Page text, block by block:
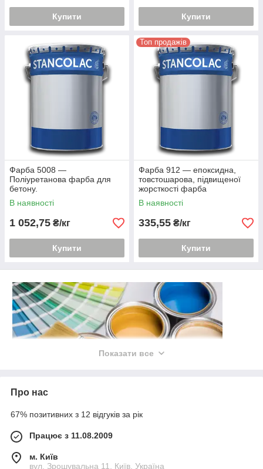
Купити Купити
Фарба 5008 —
Поліуретанова фарба для
бетону.
В наявності
1 052,75 ₴/кг
Купити
Топ продажів
Фарба 912 — епоксидна,
товстошарова, підвищеної
жорсткості фарба
В наявності
335,55 ₴/кг
Купити
Фарба по бетону
Бетон — дуже міцний матеріал, що використовується
Показати все
Про нас
67% позитивних з 12 відгуків за рік
Працює з 11.08.2009
м. Київ
вул. Зрошувальна 11, Київ, Україна